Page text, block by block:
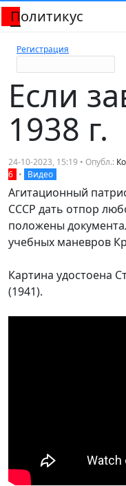
Политикус
Регистрация
Если
1938 г.
24-10-2023, 15:19 • Опубл.:
6 • Видео
Агитационный
СССР дать отпор
положены
учебных маневров
Картина удостоена
(1941).